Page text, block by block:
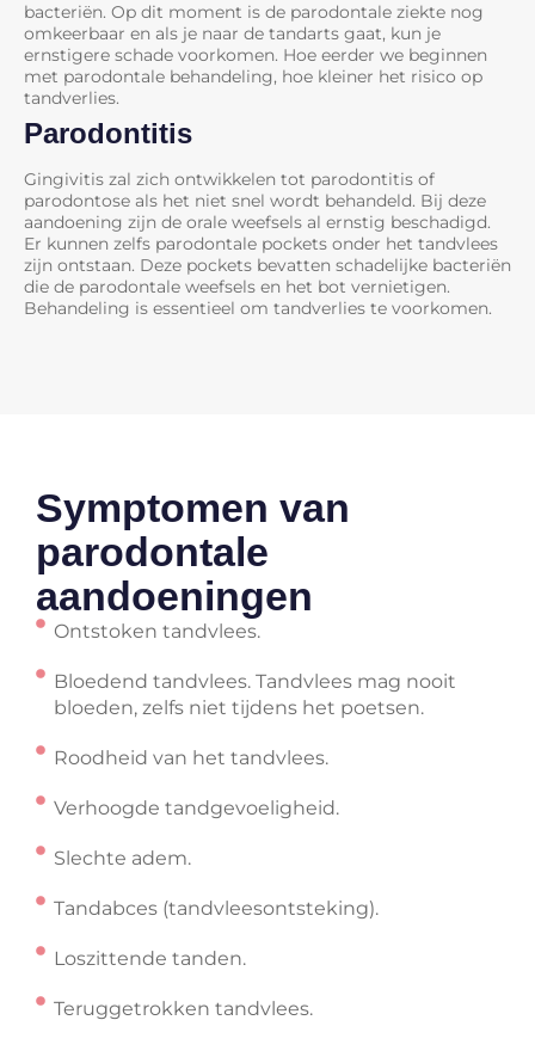
bacteriën. Op dit moment is de parodontale ziekte nog
omkeerbaar en als je naar de tandarts gaat, kun je
ernstigere schade voorkomen. Hoe eerder we beginnen
met parodontale behandeling, hoe kleiner het risico op
tandverlies.
Parodontitis
Gingivitis zal zich ontwikkelen tot parodontitis of
parodontose als het niet snel wordt behandeld. Bij deze
aandoening zijn de orale weefsels al ernstig beschadigd.
Er kunnen zelfs parodontale pockets onder het tandvlees
zijn ontstaan. Deze pockets bevatten schadelijke bacteriën
die de parodontale weefsels en het bot vernietigen.
Behandeling is essentieel om tandverlies te voorkomen.
Symptomen van
parodontale
aandoeningen
Ontstoken tandvlees.
Bloedend tandvlees. Tandvlees mag nooit
bloeden, zelfs niet tijdens het poetsen.
Roodheid van het tandvlees.
Verhoogde tandgevoeligheid.
Slechte adem.
Tandabces (tandvleesontsteking).
Loszittende tanden.
Teruggetrokken tandvlees.